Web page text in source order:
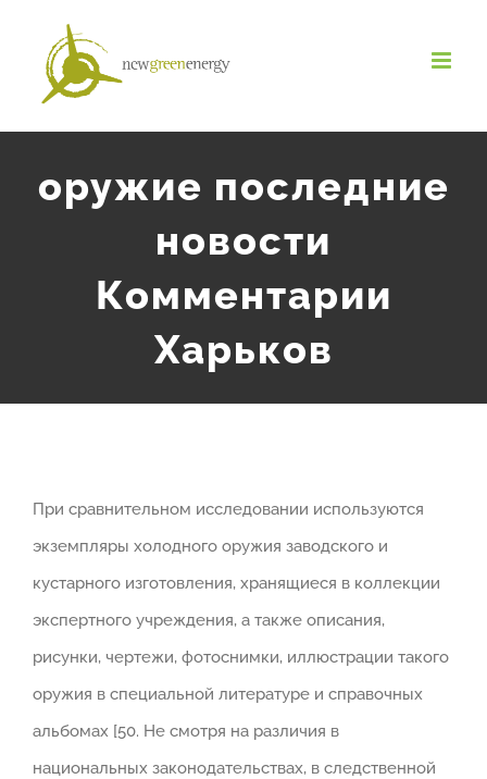
contenuto
оружие последние
новости
Комментарии
Харьков
При сравнительном исследовании используются
экземпляры холодного оружия заводского и
кустарного изготовления, хранящиеся в коллекции
экспертного учреждения, а также описания,
рисунки, чертежи, фотоснимки, иллюстрации такого
оружия в специальной литературе и справочных
альбомах [50. Не смотря на различия в
национальных законодательствах, в следственной